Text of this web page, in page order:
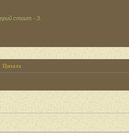
стоит - 3.
Цитата